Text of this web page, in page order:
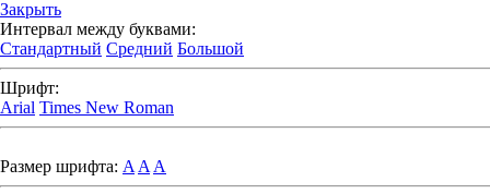
Закрыть
Интервал между буквами:
Стандартный Средний Большой
Шрифт:
Arial Times New Roman
Размер шрифта: A A A